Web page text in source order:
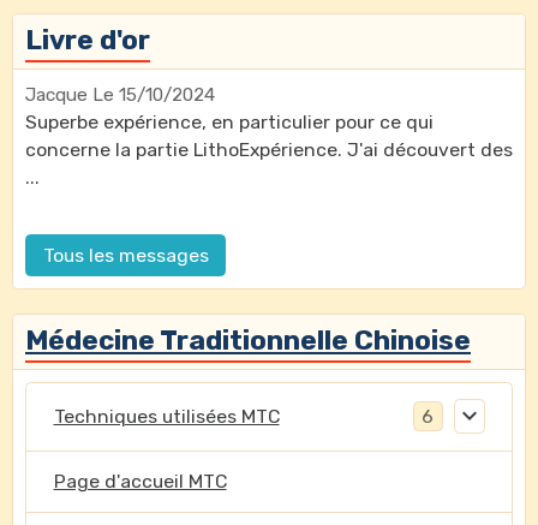
Livre d'or
Jacque Le 15/10/2024
Superbe expérience, en particulier pour ce qui
concerne la partie LithoExpérience. J'ai découvert des
...
Tous les messages
Médecine Traditionnelle Chinoise
Techniques utilisées MTC 6
Page d'accueil MTC